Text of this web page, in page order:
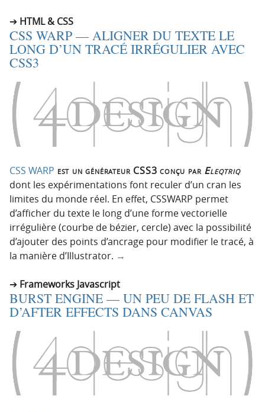
HTML & CSS
CSS WARP — ALIGNER DU TEXTE LE
LONG D’UN TRACÉ IRRÉGULIER AVEC
CSS3
CSS WARP est un générateur CSS3 conçu par Eleqtriq
dont les expérimentations font reculer d’un cran les
limites du monde réel. En effet, CSSWARP permet
d’afficher du texte le long d’une forme vectorielle
irrégulière (courbe de bézier, cercle) avec la possibilité
d’ajouter des points d’ancrage pour modifier le tracé, à
la manière d’Illustrator. →
Frameworks Javascript
BURST ENGINE — UN PEU DE FLASH ET
D’AFTER EFFECTS DANS CANVAS